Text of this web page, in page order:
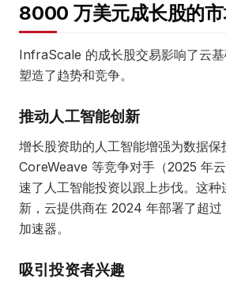
8000 万美元成长股的
InfraScale 的成长股交易影响了云基
塑造了趋势和竞争。
推动人工智能创新
增长股资助的人工智能增强为数据保
CoreWeave 等竞争对手（2025 年
速了人工智能投资以跟上步伐。这种
新，云提供商在 2024 年部署了超
加速器。
吸引投资者兴趣